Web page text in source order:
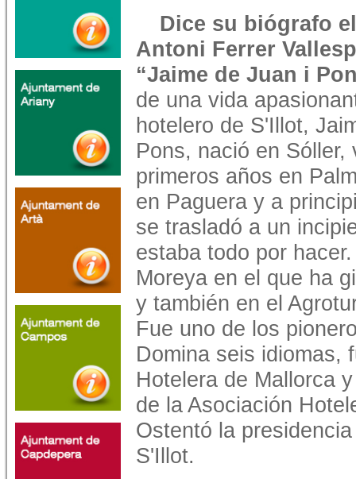
Dice su biógrafo
Antoni Ferrer
“Jaime de Juan i
de una vida
hotelero de S'Illot,
Pons, nació en Sóller,
primeros años en
en Paguera y a
se trasladó a un
estaba todo por
Moreya en el que ha
y también en el
Fue uno de los
Domina seis idiomas,
Hotelera de Mallorca
de la Asociación
Ostentó la
S'Illot.